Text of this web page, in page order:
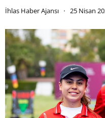
İhlas Haber Ajansı 25 Nisan